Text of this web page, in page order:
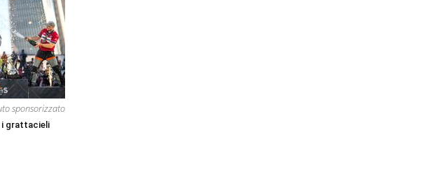
sponsorizzato
i grattacieli